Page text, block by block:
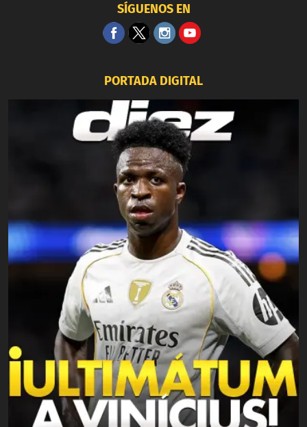
SÍGUENOS EN
PORTADA DIGITAL